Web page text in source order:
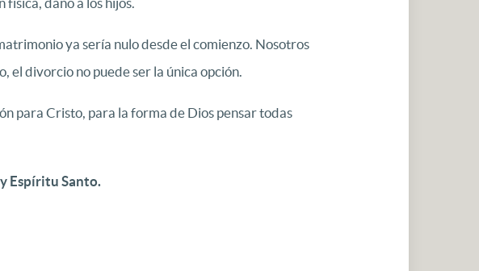
ya sería nulo desde el comienzo. Nosotros
el divorcio no puede ser la única opción.
para Cristo, para la forma de Dios pensar todas
Espíritu Santo.